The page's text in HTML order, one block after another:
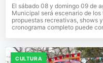
El sábado 08 y domingo 09 de
Municipal será escenario de
propuestas recreativas, shows
cronograma completo puede
CULTURA